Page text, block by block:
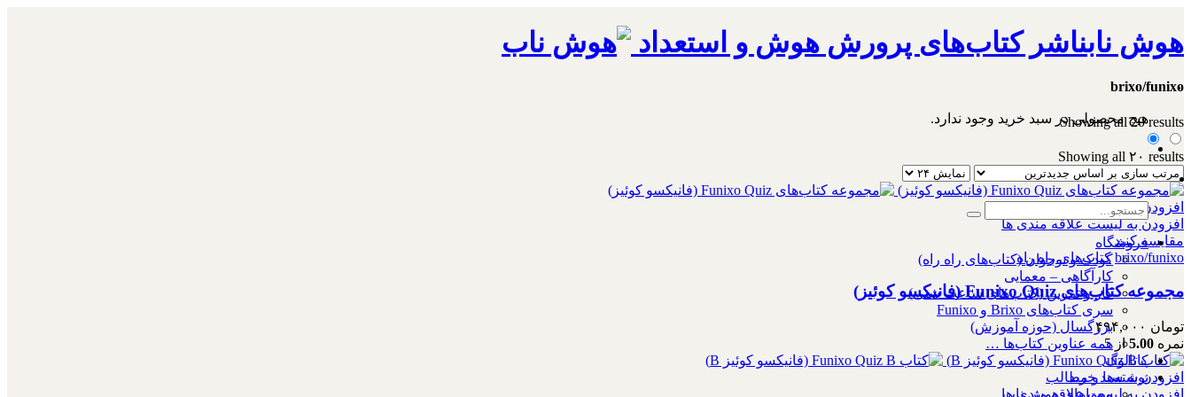
هوش نابناشر کتاب‌های پرورش هوش و استعداد
۰
هیچ محصولی در سبد خرید وجود ندارد.
فروشگاه
کودک و نوجوان (کتاب‌های راه راه)
کارآگاهی – معمایی
کار و تمرین (کتاب‌های ساعت شنی)
سری کتاب‌های Brixo و Funixo
بزرگسال (حوزه آموزش)
همه عناوین کتاب‌ها …
کاتالوگ
نوشته‌ها و مطالب
معماهای هوش ناب
brixo/funixo
Showing all 20 results
Showing all ۲۰ results
افزودن به سبد خرید
افزودن به لیست علاقه مندی ها
مقایسه کنید
brixo/funixo کتاب‌های راه راه
مجموعه کتاب‌های Funixo Quiz (فانیکسو کوئیز)
تومان
نمره 5.00از 5
افزودن به سبد خرید
افزودن به لیست علاقه مندی ها